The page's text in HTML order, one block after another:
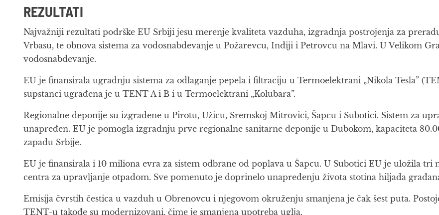
REZULTATI
Najvažniji rezultati podrške EU Srbiji jesu merenje kvaliteta vazduha, izgradnja postrojenja za
Vrbasu, te obnova sistema za vodosnabdevanje u Požarevcu, Inđiji i Petrovcu na Mlavi. U Velikom
vodosnabdevanje.
EU je finansirala ugradnju sistema za odlaganje pepela i filtraciju u Termoelektrani „Nikola Tesla”
supstanci ugrađena je u TENT A i B i u Termoelektrani „Kolubara”.
Regionalne deponije su izgrađene u Pirotu, Užicu, Sremskoj Mitrovici, Šapcu i Subotici. Sistem za
unapređen. EU je pomogla izgradnju prve regionalne sanitarne deponije u Dubokom, kapaciteta
zapadu Srbije.
EU je finansirala i 10 miliona evra za sistem odbrane od poplava u Šapcu. U Subotici EU je uložila
centra za upravljanje otpadom. Sve pomenuto je doprinelo unapređenju života stotina hiljada
Emisija čvrstih čestica u vazduh u Obrenovcu i njegovom okruženju smanjena je čak šest puta.
TENT-u takođe su modernizovani, čime je smanjena upotreba uglja.